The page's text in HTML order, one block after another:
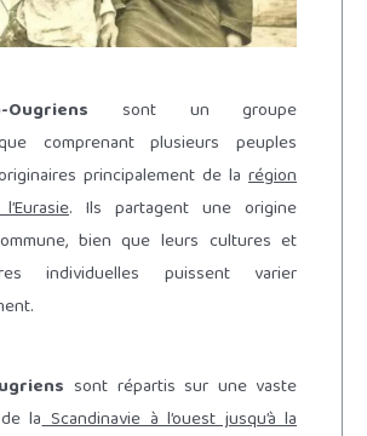
Ougriens sont un groupe
comprenant plusieurs peuples
principalement de larégion
. Ils partagent une origine
bien que leurs cultures et
individuelles puissent varier
sont répartis sur une vaste
laScandinavie à l’ouest jusqu’à la